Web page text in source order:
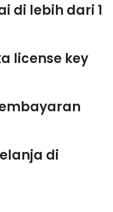
di lebih dari 1
license key
di